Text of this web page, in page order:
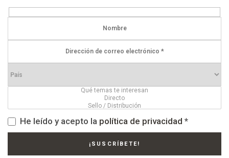
He leído y acepto la política de privacidad *